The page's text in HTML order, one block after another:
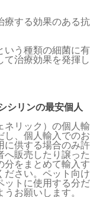
療する効果のある抗
いう種類の細菌に有
治療効果を発揮し
シリンの最安個人
ネリック）の個人輸
し、個人輸入でのお
に供する場合のみ許
販売したり譲った
分をまとめて輸入す
ださい。ペット向け
ットに使用する分だ
お願いします。